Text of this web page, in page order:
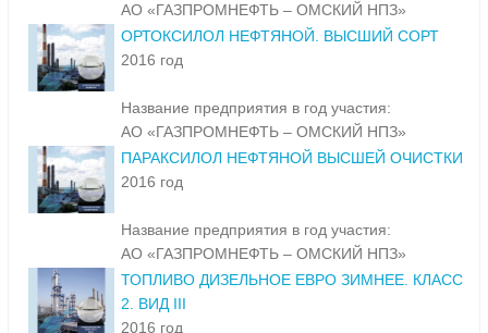
АО «ГАЗПРОМНЕФТЬ – ОМСКИЙ НПЗ»
ОРТОКСИЛОЛ НЕФТЯНОЙ. ВЫСШИЙ СОРТ
2016 год
Название предприятия в год участия:
АО «ГАЗПРОМНЕФТЬ – ОМСКИЙ НПЗ»
ПАРАКСИЛОЛ НЕФТЯНОЙ ВЫСШЕЙ ОЧИСТКИ
2016 год
Название предприятия в год участия:
АО «ГАЗПРОМНЕФТЬ – ОМСКИЙ НПЗ»
ТОПЛИВО ДИЗЕЛЬНОЕ ЕВРО ЗИМНЕЕ. КЛАСС
2. ВИД III
2016 год